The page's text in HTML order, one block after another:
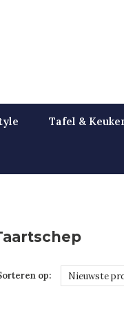
Tafel &
op: Nieuwste